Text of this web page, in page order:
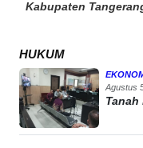
Kabupaten
HUKUM
Agustus
Tanah